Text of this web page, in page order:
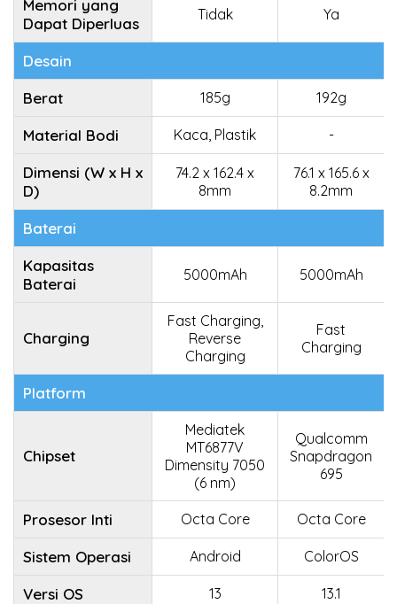
Memori yang
Dapat Diperluas
Tidak Ya
Desain
Berat
185g 192g
Material Bodi Kaca, Plastik -
Dimensi (W x H x
D)
74.2 x 162.4 x
8mm
76.1 x 165.6 x
8.2mm
Baterai
Kapasitas
Baterai
5000mAh 5000mAh
Charging
Fast Charging,
Reverse
Charging
Fast
Charging
Platform
Chipset
Mediatek
MT6877V
Dimensity 7050
(6 nm)
Qualcomm
Snapdragon
695
Prosesor Inti Octa Core Octa Core
Sistem Operasi Android ColorOS
Versi OS 13 13.1